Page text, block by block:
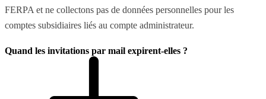
FERPA et ne collectons pas de données personnelles pour les
comptes subsidiaires liés au compte administrateur.
Quand les invitations par mail expirent-elles ?